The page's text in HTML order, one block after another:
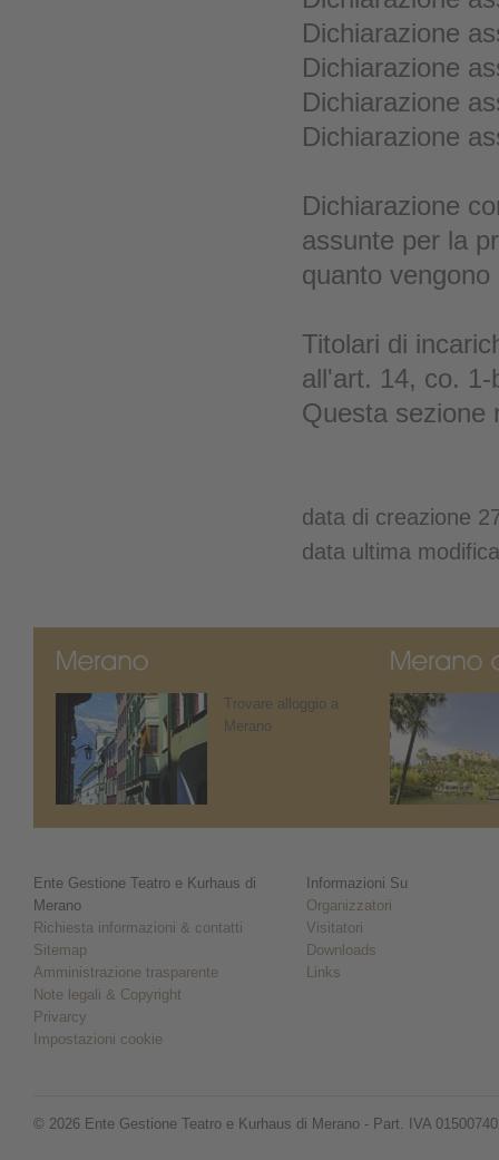
Dichiarazione
Dichiarazione
Dichiarazione
Dichiarazione
Dichiarazione
assunte per la
quanto
Titolari di
all'art. 14, co.
Questa sezione
data di creazione
data ultima
Trovare alloggio a
Merano
Ente Gestione Teatro e Kurhaus di
Merano
Richiesta informazioni & contatti
Sitemap
Amministrazione trasparente
Note legali & Copyright
Privarcy
Impostazioni cookie
Informazioni Su
Organizzatori
Visitatori
Downloads
Links
© 2026 Ente Gestione Teatro e Kurhaus di Merano - Part. IVA